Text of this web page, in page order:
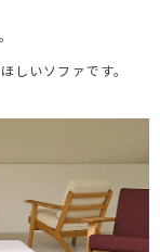
しいソファです。